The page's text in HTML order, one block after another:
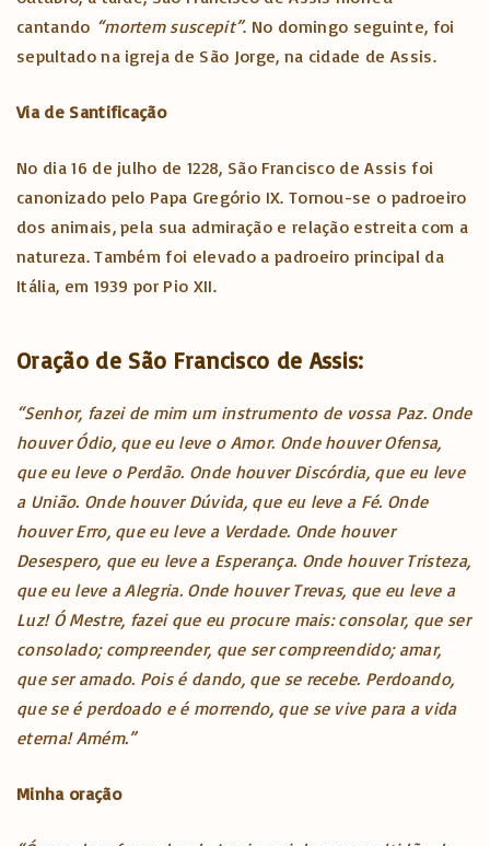
cantando “mortem suscepit”. No domingo seguinte, foi
sepultado na igreja de São Jorge, na cidade de Assis.
Via de Santificação
No dia 16 de julho de 1228, São Francisco de Assis foi
canonizado pelo Papa Gregório IX. Tornou-se o padroeiro
dos animais, pela sua admiração e relação estreita com a
natureza. Também foi elevado a padroeiro principal da
Itália, em 1939 por Pio XII.
Oração de São Francisco de Assis:
“Senhor, fazei de mim um instrumento de vossa Paz. Onde
houver Ódio, que eu leve o Amor. Onde houver Ofensa,
que eu leve o Perdão. Onde houver Discórdia, que eu leve
a União. Onde houver Dúvida, que eu leve a Fé. Onde
houver Erro, que eu leve a Verdade. Onde houver
Desespero, que eu leve a Esperança. Onde houver Tristeza,
que eu leve a Alegria. Onde houver Trevas, que eu leve a
Luz! Ó Mestre, fazei que eu procure mais: consolar, que ser
consolado; compreender, que ser compreendido; amar,
que ser amado. Pois é dando, que se recebe. Perdoando,
que se é perdoado e é morrendo, que se vive para a vida
eterna! Amém.”
Minha oração